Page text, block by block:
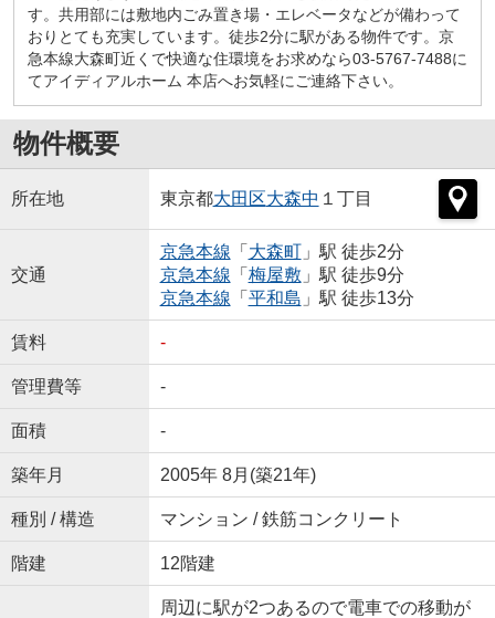
す。共用部には敷地内ごみ置き場・エレベータなどが備わって
おりとても充実しています。徒歩2分に駅がある物件です。京
急本線大森町近くで快適な住環境をお求めなら03-5767-7488に
てアイディアルホーム 本店へお気軽にご連絡下さい。
物件概要
所在地 東京都大田区大森中 １丁目
交通
京急本線 「 大森町」駅 徒歩2分
京急本線 「 梅屋敷 」駅 徒歩9分
京急本線 「 平和島 」駅 徒歩13分
賃料 -
管理費等 -
面積 -
築年月 2005年 8月(築21年)
種別 / 構造 マンション / 鉄筋コンクリート
階建 12階建
周辺に駅が2つあるので電車での移動が